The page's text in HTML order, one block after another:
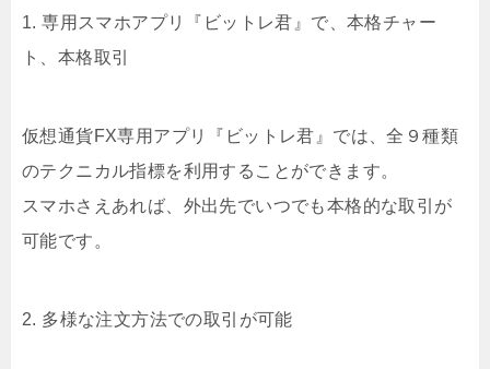
1. 専用スマホアプリ『ビットレ君』で、本格チャー
ト、本格取引
仮想通貨FX専用アプリ『ビットレ君』では、全９種類
のテクニカル指標を利用することができます。
スマホさえあれば、外出先でいつでも本格的な取引が
可能です。
2. 多様な注文方法での取引が可能